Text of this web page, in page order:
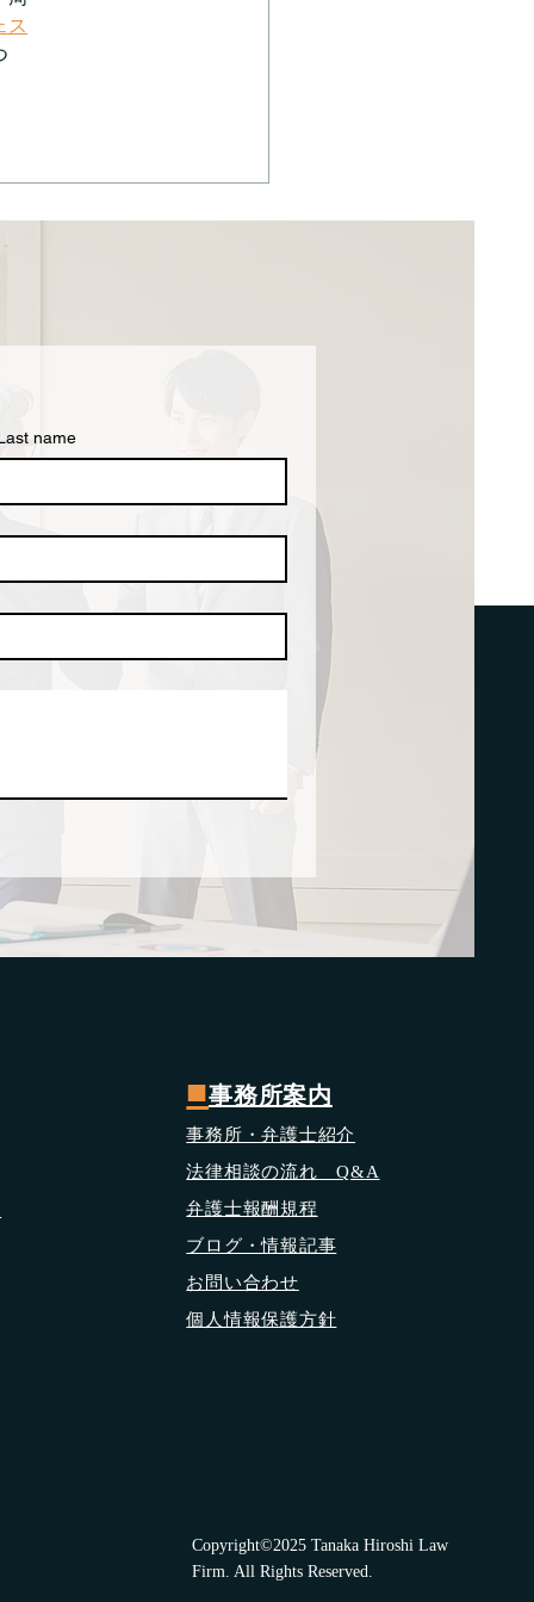
ス
■事務所案内
事務所・弁護士紹介
法律相談の流れ Q&A
​弁護士報酬規程
ブログ・情報記事
お問い合わせ
個人情報保護方針
Copyright©2025 Tanaka Hiroshi Law
Firm. All Rights Reserved.
name